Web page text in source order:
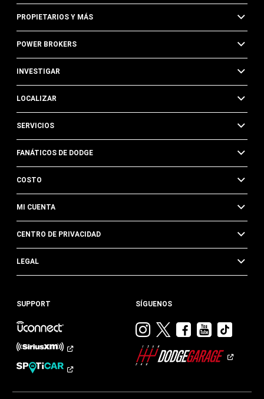
PROPIETARIOS Y MÁS
POWER BROKERS
INVESTIGAR
LOCALIZAR
SERVICIOS
FANÁTICOS DE DODGE
COSTO
MI CUENTA
CENTRO DE PRIVACIDAD
LEGAL
SUPPORT SÍGUENOS
Visitar
Dodge
en
Visitar
en
Visitar
en
Visitar
en en